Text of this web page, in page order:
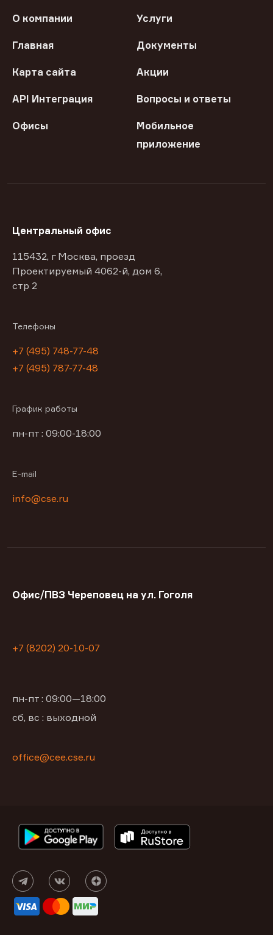
О компании Услуги
Главная Документы
Карта сайта Акции
API Интеграция Вопросы и ответы
Офисы
Мобильное
приложение
Центральный офис
115432, г Москва, проезд
Проектируемый 4062-й, дом 6,
стр 2
Телефоны
+7 (495) 748-77-48
+7 (495) 787-77-48
График работы
пн-пт : 09:00-18:00
E-mail
info@cse.ru
Офис/ПВЗ Череповец на ул. Гоголя
+7 (8202) 20-10-07
пн-пт : 09:00—18:00
сб, вс : выходной
office@сее.cse.ru